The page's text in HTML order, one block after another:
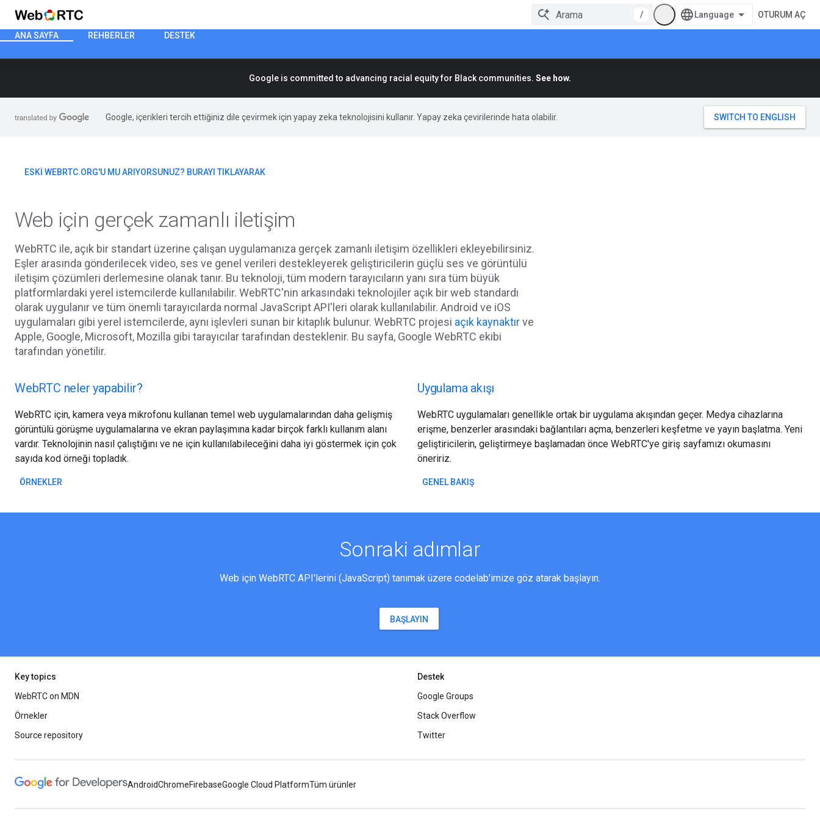
/ OTURUM AÇ
ANA SAYFA REHBERLER DESTEK
Google is committed to advancing racial equity for Black communities. See how.
Google, içerikleri tercih ettiğiniz dile çevirmek için yapay zeka teknolojisini kullanır. Yapay zeka çevirilerinde hata olabilir.
ESKI WEBRTC.ORG'U MU ARIYORSUNUZ? BURAYI TIKLAYARAK
Web için gerçek zamanlı iletişim
WebRTC ile, açık bir standart üzerine çalışan uygulamanıza gerçek zamanlı iletişim özellikleri ekleyebilirsiniz.
Eşler arasında gönderilecek video, ses ve genel verileri destekleyerek geliştiricilerin güçlü ses ve görüntülü
iletişim çözümleri derlemesine olanak tanır. Bu teknoloji, tüm modern tarayıcıların yanı sıra tüm büyük
platformlardaki yerel istemcilerde kullanılabilir. WebRTC'nin arkasındaki teknolojiler açık bir web standardı
olarak uygulanır ve tüm önemli tarayıcılarda normal JavaScript API'leri olarak kullanılabilir. Android ve iOS
uygulamaları gibi yerel istemcilerde, aynı işlevleri sunan bir kitaplık bulunur. WebRTC projesi açık kaynaktırve
Apple, Google, Microsoft, Mozilla gibi tarayıcılar tarafından desteklenir. Bu sayfa, Google WebRTC ekibi
tarafından yönetilir.
WebRTC neler yapabilir?
WebRTC için, kamera veya mikrofonu kullanan temel web uygulamalarından daha gelişmiş
görüntülü görüşme uygulamalarına ve ekran paylaşımına kadar birçok farklı kullanım alanı
vardır. Teknolojinin nasıl çalıştığını ve ne için kullanılabileceğini daha iyi göstermek için çok
sayıda kod örneği topladık.
ÖRNEKLER
Uygulama akışı
WebRTC uygulamaları genellikle ortak bir uygulama akışından geçer. Medya cihazlarına
erişme, benzerler arasındaki bağlantıları açma, benzerleri keşfetme ve yayın başlatma. Yeni
geliştiricilerin, geliştirmeye başlamadan önce WebRTC'ye giriş sayfamızı okumasını
öneririz.
GENEL BAKIŞ
Sonraki adımlar
Web için WebRTC API'lerini (JavaScript) tanımak üzere codelab'imize göz atarak başlayın.
BAŞLAYIN
Key topics
WebRTC on MDN
Örnekler
Source repository
Destek
Google Groups
Stack Overflow
Twitter
AndroidChromeFirebaseGoogle Cloud PlatformTüm ürünler